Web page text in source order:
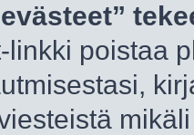
linkki poistaa